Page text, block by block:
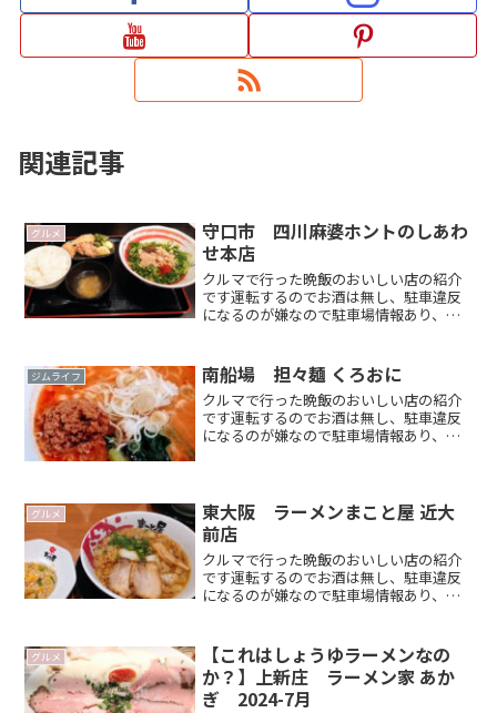
関連記事
グルメ
守口市 四川麻婆ホントのしあわ
せ本店
クルマで行った晩飯のおいしい店の紹介
です運転するのでお酒は無し、駐車違反
になるのが嫌なので駐車場情報あり、平
で 大阪に遊びに来た時のお店選びの候補
のひとつになれば嬉しいRead more．．
ジムライフ 南船場 担々麺 くろおに
クルマで行った晩飯のおいしい店の紹介
です運転するのでお酒は無し、駐車違反
になるのが嫌なので駐車場情報あり、平
くお店選びの参考程度になRead
more．．
グルメ
東大阪 ラーメンまこと屋 近大
前店
クルマで行った晩飯のおいしい店の紹介
です運転するのでお酒は無し、駐車違反
になるのが嫌なので駐車場情報あり、平
で 大阪に遊びに来た時のお店選びの候補
のひとつになれば嬉しいRead more．．
グルメ
【これはしょうゆラーメンなの
か？】上新庄 ラーメン家 あか
ぎ 2024-7月